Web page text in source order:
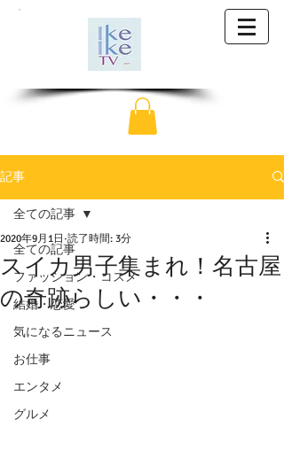
記事
全ての記事
ファッション・コスメ
結婚・恋愛
気になるニュース
お仕事
エンタメ
グルメ
全ての記事
スイカ男子集まれ！名古屋
の奇跡らしい・・・
2020年9月1日 読了時間: 3分